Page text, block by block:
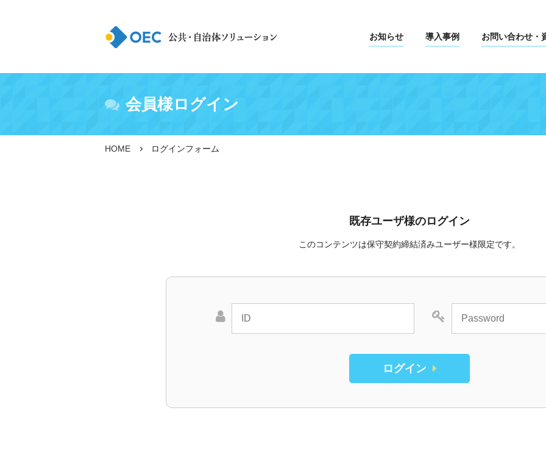
お知らせ 導入事例 お問い合わせ・
会員様ログイン
HOME ログインフォーム
既存ユーザ様のログイン
このコンテンツは保守契約締結済みユーザー様限定です。
ログイン